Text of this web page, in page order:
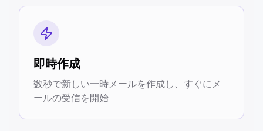
即時作成
数秒で新しい一時メールを作成し、すぐにメ
ールの受信を開始